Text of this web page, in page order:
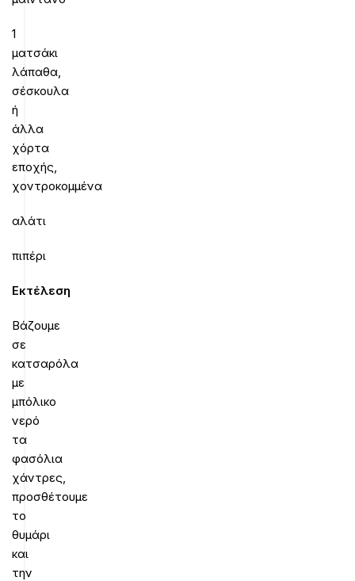
1
ματσάκι
λάπαθα,
σέσκουλα
ή
άλλα
χόρτα
εποχής,
χοντροκομμένα
αλάτι
πιπέρι
Εκτέλεση
Βάζουμε
σε
κατσαρόλα
με
μπόλικο
νερό
τα
φασόλια
χάντρες,
προσθέτουμε
το
θυμάρι
και
την